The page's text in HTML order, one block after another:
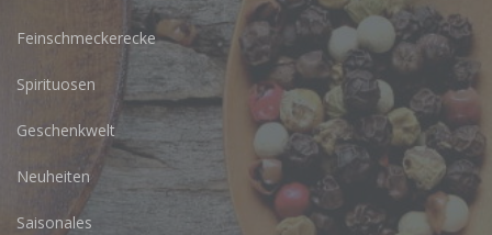
Feinschmeckerecke
Spirituosen
Geschenkwelt
Neuheiten
Saisonales